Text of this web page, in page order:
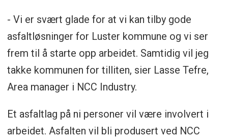
- Vi er svært glade for at vi kan tilby gode
asfaltløsninger for Luster kommune og vi ser
frem til å starte opp arbeidet. Samtidig vil jeg
takke kommunen for tilliten, sier Lasse Tefre,
Area manager i NCC Industry.
Et asfaltlag på ni personer vil være involvert i
arbeidet. Asfalten vil bli produsert ved NCC